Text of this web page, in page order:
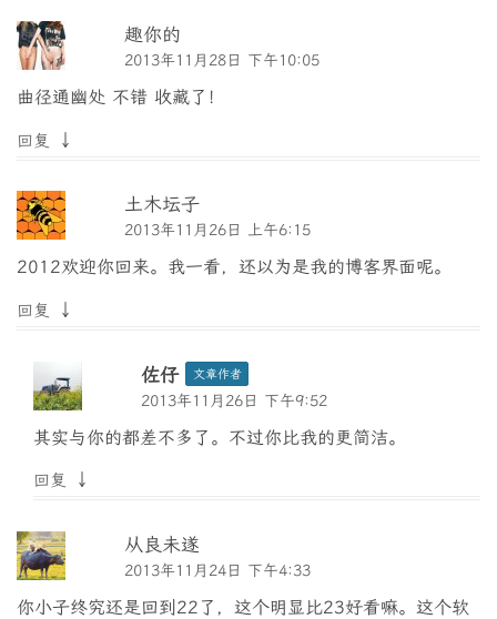
趣你的
2013年11月28日 下午10:05
曲径通幽处 不错 收藏了！
回复 ↓
土木坛子
2013年11月26日 上午6:15
2012欢迎你回来。我一看，还以为是我的博客界面呢。
回复 ↓
佐仔 文章作者
2013年11月26日 下午9:52
其实与你的都差不多了。不过你比我的更简洁。
回复 ↓
从良未遂
2013年11月24日 下午4:33
你小子终究还是回到22了，这个明显比23好看嘛。这个软